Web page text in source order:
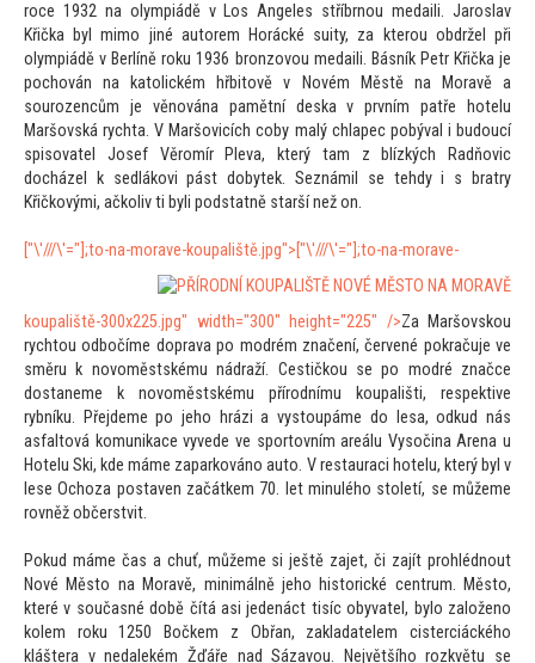
roce 1932 na olympiádě v Los Angeles stříbrnou medaili. Jaroslav
Křička byl mimo jiné autorem Horácké suity, za kterou obdržel při
olympiádě v Berlíně roku 1936 bronzovou medaili. Básník Petr Křička je
pochován na katolickém hřbitově v Novém Městě na Moravě a
sourozencům je věnována pamětní deska v prvním patře hotelu
Maršovská rychta. V Maršovicích coby malý chlapec pobýval i budoucí
spisovatel Josef Věromír Pleva, který tam z blízkých Radňovic
docházel k sedlákovi pást dobytek. Seznámil se tehdy i s bratry
Křičkovými, ačkoliv ti byli podstatně starší než on.
["\'///\'="];to-na-morave-koupaliště.jpg"> ["\'///\'="];to-na-morave-
koupaliště-300x225.jpg" width="300" height="225" />Za Maršovskou
rychtou odbočíme doprava po modrém značení, červené pokračuje ve
směru k novoměstskému nádraží. Cestičkou se po modré značce
dostaneme k novoměstskému přírodnímu koupališti, respektive
rybníku. Přejdeme po jeho hrázi a vystoupáme do lesa, odkud nás
asfaltová komunikace vyvede ve sportovním areálu Vysočina Arena u
Hotelu Ski, kde máme zaparkováno auto. V restauraci hotelu, který byl v
lese Ochoza postaven začátkem 70. let minulého století, se můžeme
rovněž občerstvit.
Pokud máme čas a chuť, můžeme si ještě zajet, či zajít prohlédnout
Nové Město na Moravě, minimálně jeho historické centrum. Město,
které v současné době čítá asi jedenáct tisíc obyvatel, bylo založeno
kolem roku 1250 Bočkem z Obřan, zakladatelem cisterciáckého
kláštera v nedalekém Žďáře nad Sázavou. Největšího rozkvětu se